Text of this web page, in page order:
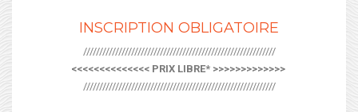
INSCRIPTION OBLIGATOIRE
////////////////////////////////////////////////////////////
<<<<<<<<<<<<<< PRIX LIBRE* >>>>>>>>>>>>>
////////////////////////////////////////////////////////////